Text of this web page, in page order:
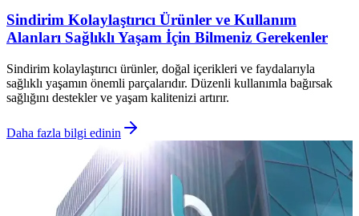
Sindirim Kolaylaştırıcı Ürünler ve Kullanım
Alanları Sağlıklı Yaşam İçin Bilmeniz Gerekenler
Sindirim kolaylaştırıcı ürünler, doğal içerikleri ve faydalarıyla
sağlıklı yaşamın önemli parçalarıdır. Düzenli kullanımla bağırsak
sağlığını destekler ve yaşam kalitenizi artırır.
Daha fazla bilgi edinin